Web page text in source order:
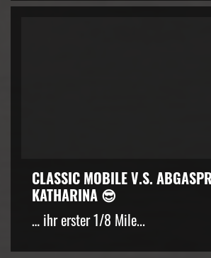
CLASSIC MOBILE V.S.
KATHARINA 😎
… ihr erster 1/8 Mile...